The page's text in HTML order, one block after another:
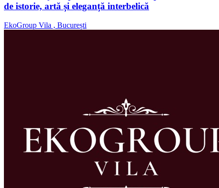
de istorie, artă și eleganță interbelică
EkoGroup Vila , București